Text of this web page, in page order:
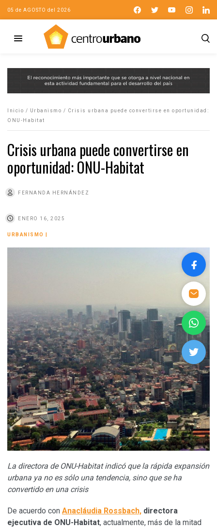
05 de AGOSTO del 2026
Inicio / Urbanismo / Crisis urbana puede convertirse en oportunidad:
ONU-Habitat
Crisis urbana puede convertirse en
oportunidad: ONU-Habitat
FERNANDA HERNÁNDEZ
ENERO 16, 2025
URBANISMO
La directora de ONU-Habitat indicó que la rápida expansión
urbana ya no es sólo una tendencia, sino que se ha
convertido en una crisis
De acuerdo con Anacláudia Rossbach, directora
ejecutiva de ONU-Habitat, actualmente, más de la mitad